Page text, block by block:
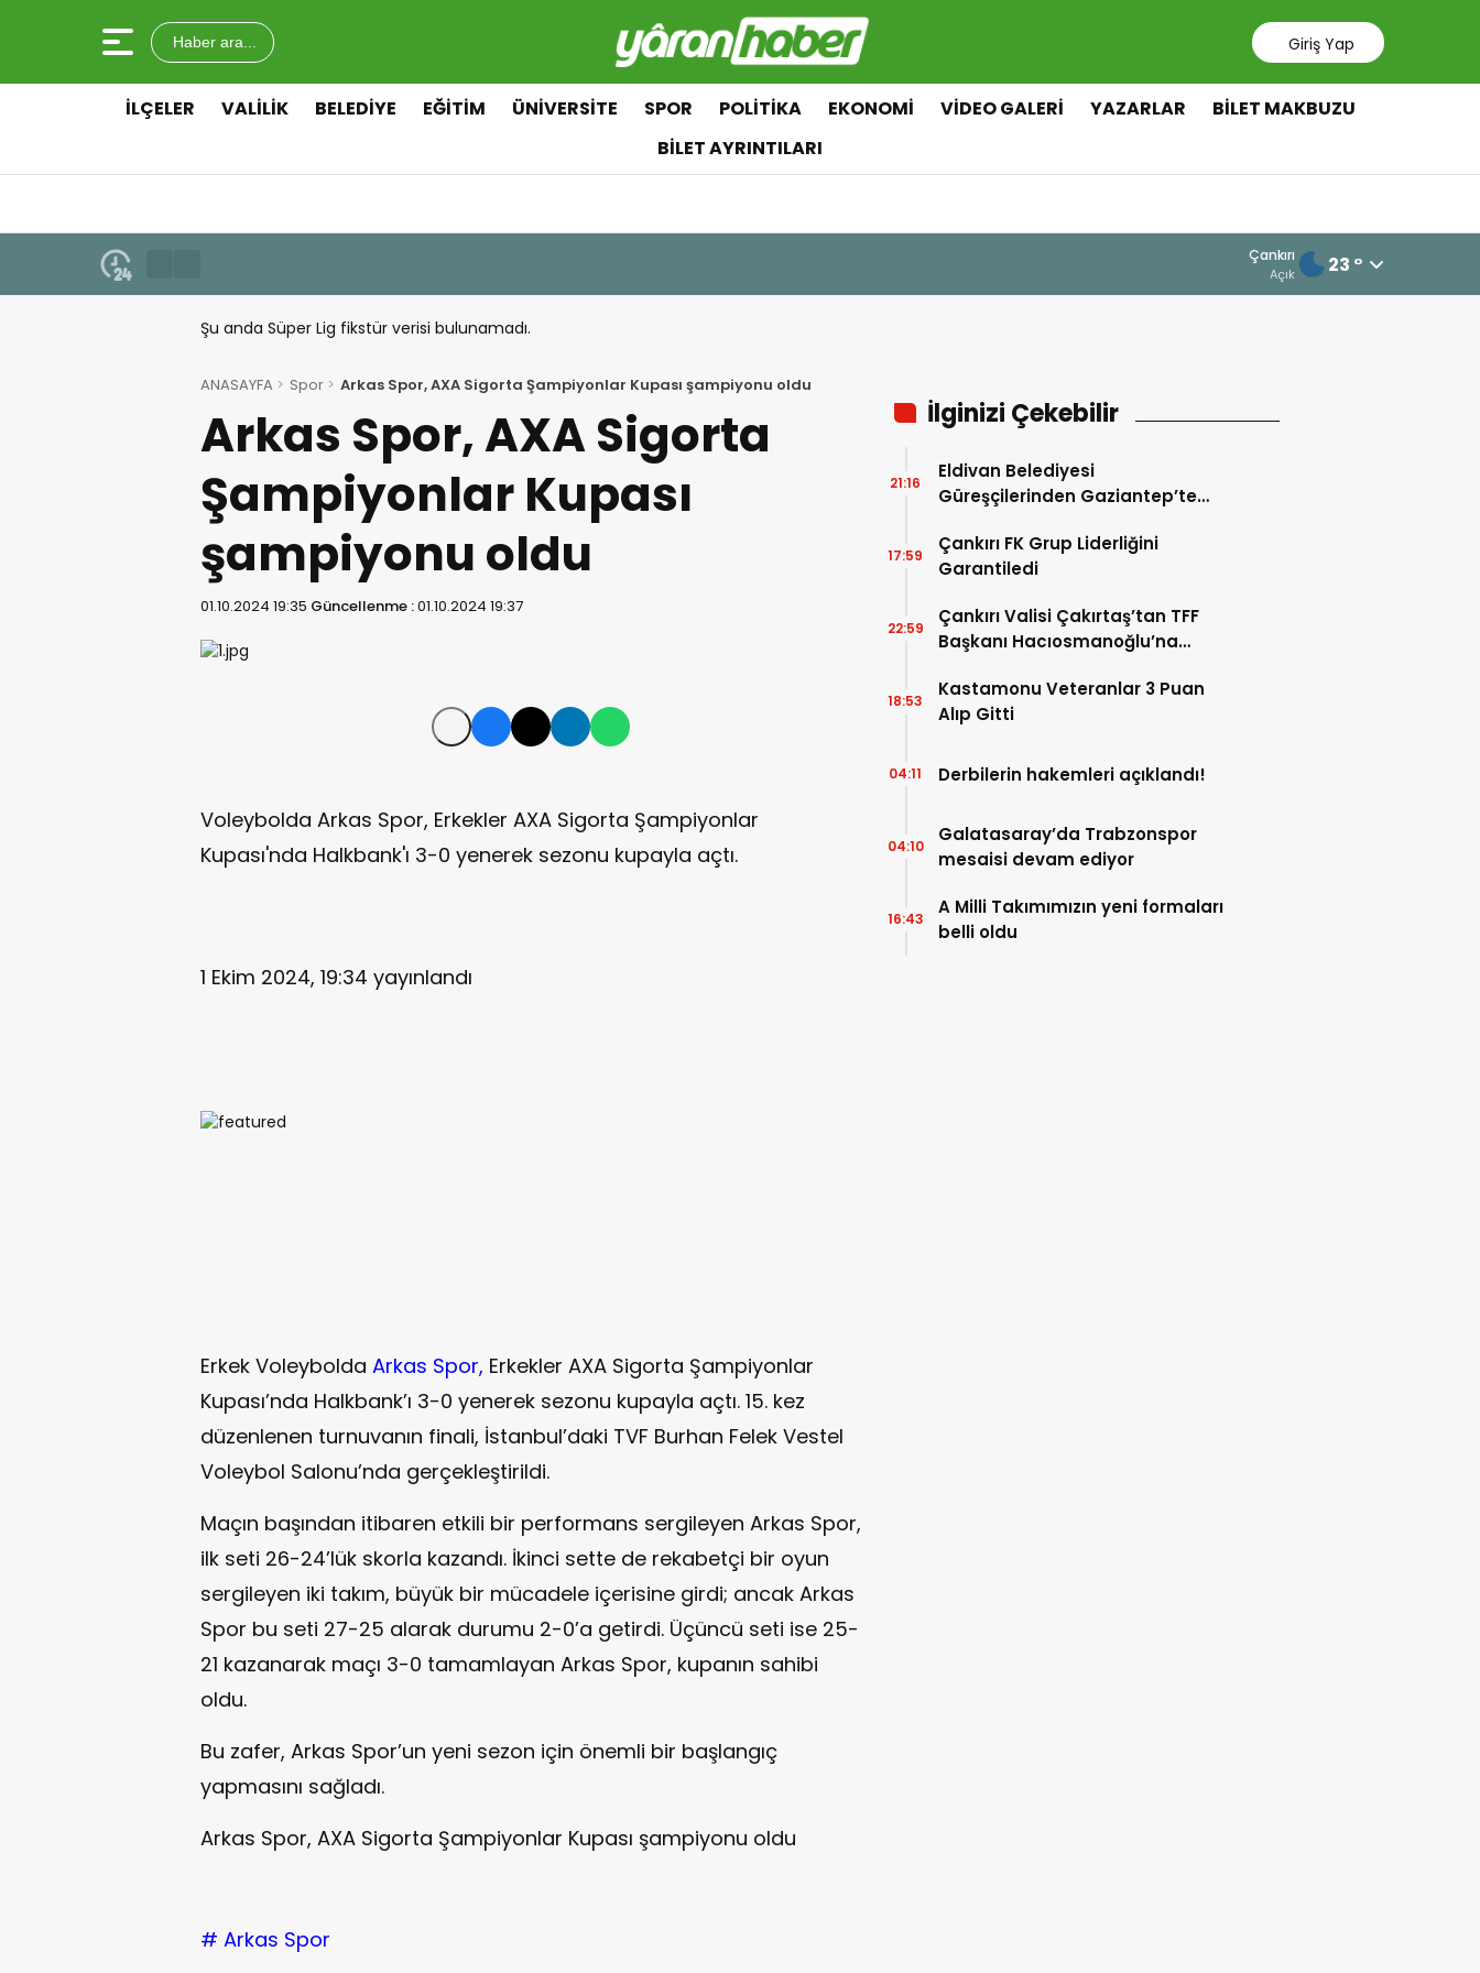
Haber ara... Giriş Yap
İLÇELER VALILIK BELEDIYE EĞITIM ÜNIVERSITE SPOR POLITIKA EKONOMI VIDEO GALERI YAZARLAR
BILET MAKBUZU
BILET AYRINTILARI
Çankırı
Açık 23 °
Şu anda Süper Lig fikstür verisi bulunamadı.
ANASAYFA Spor Arkas Spor, AXA Sigorta Şampiyonlar Kupası şampiyonu oldu
Arkas Spor, AXA Sigorta
Şampiyonlar Kupası
şampiyonu oldu
01.10.2024 19:35 Güncellenme :01.10.2024 19:37
Voleybolda Arkas Spor, Erkekler AXA Sigorta Şampiyonlar
Kupası'nda Halkbank'ı 3-0 yenerek sezonu kupayla açtı.
1 Ekim 2024, 19:34 yayınlandı
Erkek Voleybolda Arkas Spor, Erkekler AXA Sigorta Şampiyonlar
Kupası’nda Halkbank’ı 3-0 yenerek sezonu kupayla açtı. 15. kez
düzenlenen turnuvanın finali, İstanbul’daki TVF Burhan Felek Vestel
Voleybol Salonu’nda gerçekleştirildi.
Maçın başından itibaren etkili bir performans sergileyen Arkas Spor,
ilk seti 26-24’lük skorla kazandı. İkinci sette de rekabetçi bir oyun
sergileyen iki takım, büyük bir mücadele içerisine girdi; ancak Arkas
Spor bu seti 27-25 alarak durumu 2-0’a getirdi. Üçüncü seti ise 25-
21 kazanarak maçı 3-0 tamamlayan Arkas Spor, kupanın sahibi
oldu.
Bu zafer, Arkas Spor’un yeni sezon için önemli bir başlangıç
yapmasını sağladı.
Arkas Spor, AXA Sigorta Şampiyonlar Kupası şampiyonu oldu
# Arkas Spor
İlginizi Çekebilir
Eldivan Belediyesi
Güreşçilerinden Gaziantep’te
21:16
Çankırı FK Grup Liderliğini
Garantiledi
17:59
Çankırı Valisi Çakırtaş’tan TFF
Başkanı Hacıosmanoğlu’na
22:59
Kastamonu Veteranlar 3 Puan
Alıp Gitti
18:53
Derbilerin hakemleri açıklandı!
04:11
Galatasaray’da Trabzonspor
mesaisi devam ediyor
04:10
A Milli Takımımızın yeni formaları
belli oldu
16:43